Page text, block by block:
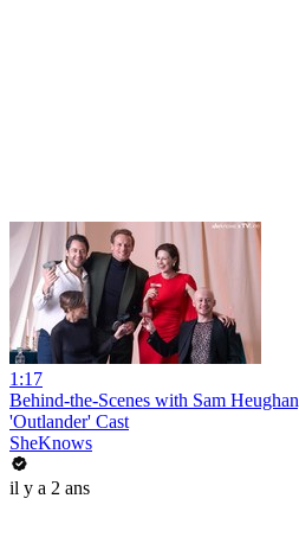
1:17
Behind-the-Scenes with Sam
'Outlander' Cast
SheKnows
il y a 2 ans